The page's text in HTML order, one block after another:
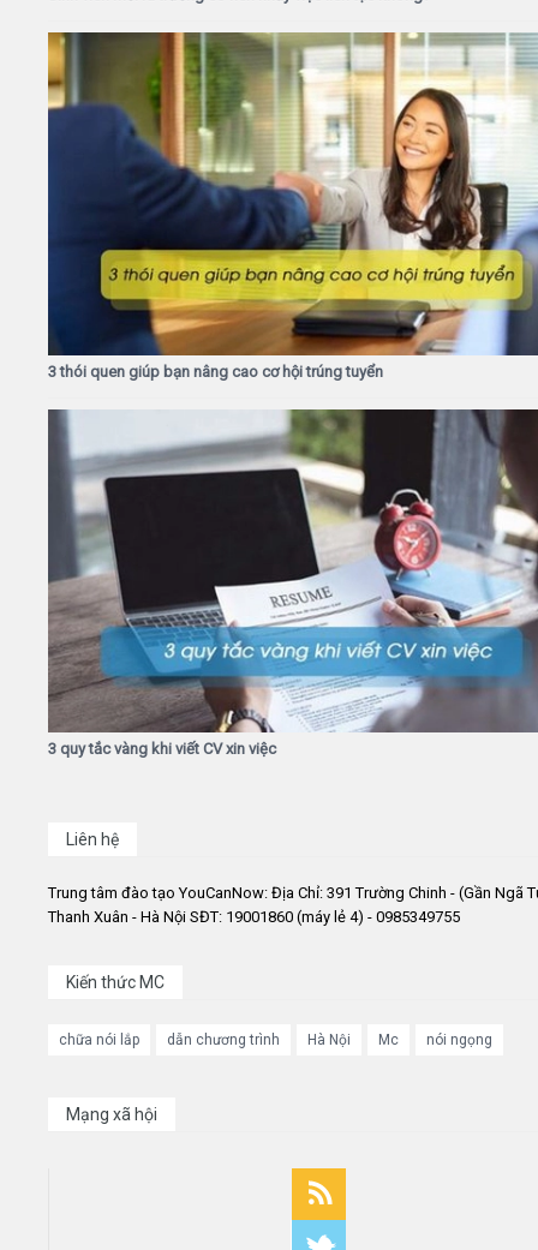
3 thói quen giúp bạn nâng cao cơ hội trúng tuyển
3 quy tắc vàng khi viết CV xin việc
Liên hệ
Trung tâm đào tạo YouCanNow: Địa Chỉ: 391 Trường Chinh - (Gần Ngã
Thanh Xuân - Hà Nội SĐT: 19001860 (máy lẻ 4) - 0985349755
Kiến thức MC
chữa nói lắp dẫn chương trình Hà Nội Mc nói ngọng
Mạng xã hội